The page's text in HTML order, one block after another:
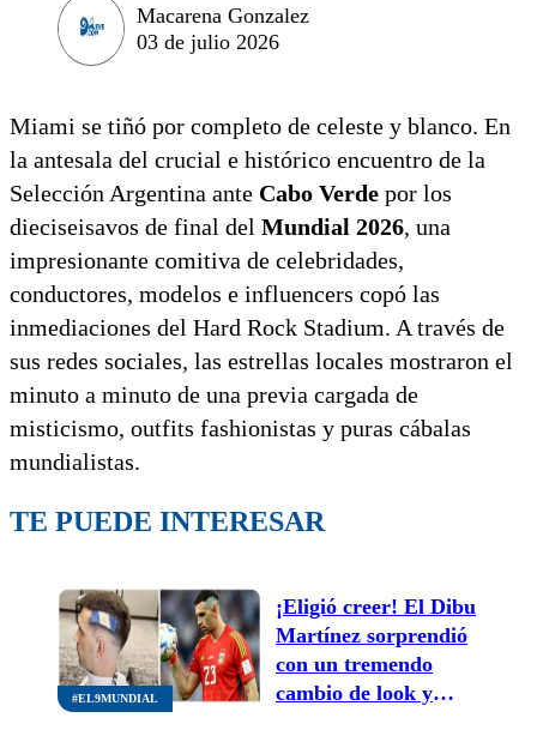
Macarena Gonzalez
03 de julio 2026
Miami se tiñó por completo de celeste y blanco. En
la antesala del crucial e histórico encuentro de la
Selección Argentina ante Cabo Verde por los
dieciseisavos de final del Mundial 2026, una
impresionante comitiva de celebridades,
conductores, modelos e influencers copó las
inmediaciones del Hard Rock Stadium. A través de
sus redes sociales, las estrellas locales mostraron el
minuto a minuto de una previa cargada de
misticismo, outfits fashionistas y puras cábalas
mundialistas.
TE PUEDE INTERESAR
#EL9MUNDIAL
¡Eligió creer! El Dibu
Martínez sorprendió
con un tremendo
cambio de look y